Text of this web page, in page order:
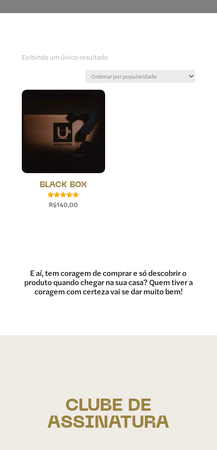
Exibindo um único resultado
BLACK BOX
Avaliação
5.00
R$140,00
E aí, tem coragem de comprar e só descobrir o
produto quando chegar na sua casa? Quem tiver a
coragem com certeza vai se dar muito bem!
CLUBE DE
ASSINATURA